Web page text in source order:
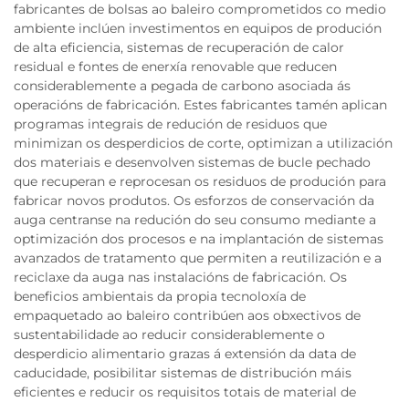
fabricantes de bolsas ao baleiro comprometidos co medio
ambiente inclúen investimentos en equipos de produción
de alta eficiencia, sistemas de recuperación de calor
residual e fontes de enerxía renovable que reducen
considerablemente a pegada de carbono asociada ás
operacións de fabricación. Estes fabricantes tamén aplican
programas integrais de redución de residuos que
minimizan os desperdicios de corte, optimizan a utilización
dos materiais e desenvolven sistemas de bucle pechado
que recuperan e reprocesan os residuos de produción para
fabricar novos produtos. Os esforzos de conservación da
auga centranse na redución do seu consumo mediante a
optimización dos procesos e na implantación de sistemas
avanzados de tratamento que permiten a reutilización e a
reciclaxe da auga nas instalacións de fabricación. Os
beneficios ambientais da propia tecnoloxía de
empaquetado ao baleiro contribúen aos obxectivos de
sustentabilidade ao reducir considerablemente o
desperdicio alimentario grazas á extensión da data de
caducidade, posibilitar sistemas de distribución máis
eficientes e reducir os requisitos totais de material de